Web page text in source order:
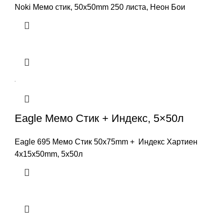
Noki Мемо стик, 50x50mm 250 листа, Неон Бои
Eagle Мемо Стик + Индекс, 5×50л
Eagle 695 Мемо Стик 50x75mm + Индекс Хартиен
4x15x50mm, 5x50л